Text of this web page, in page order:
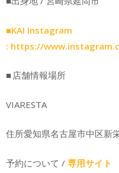
■KAI Instagram
: https://
■ 店舗情報場所
VIARESTA
住所愛知県名古屋市中区新
予約について / 専用サイト